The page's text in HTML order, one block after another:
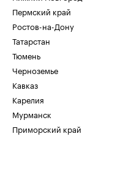
Пермский край
Ростов-на-Дону
Татарстан
Тюмень
Черноземье
Кавказ
Карелия
Мурманск
Приморский край